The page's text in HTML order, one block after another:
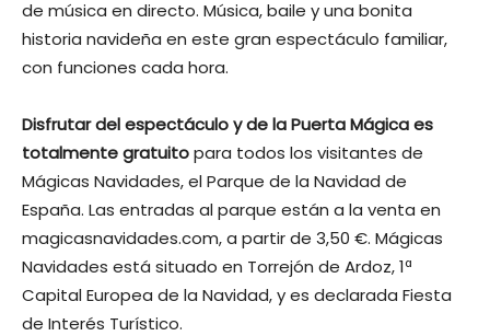
de música en directo. Música, baile y una bonita
historia navideña en este gran espectáculo familiar,
con funciones cada hora.
Disfrutar del espectáculo y de la Puerta Mágica es
totalmente gratuitopara todos los visitantes de
Mágicas Navidades, el Parque de la Navidad de
España. Las entradas al parque están a la venta en
magicasnavidades.com, a partir de 3,50 €. Mágicas
Navidades está situado en Torrejón de Ardoz, 1ª
Capital Europea de la Navidad, y es declarada Fiesta
de Interés Turístico.